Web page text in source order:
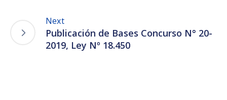
Next
Publicación de Bases Concurso N° 20-
2019, Ley Nº 18.450